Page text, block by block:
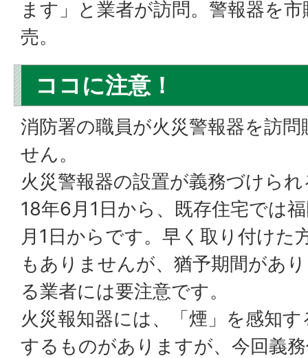
ます」と業者が訪問。警報器を
売。
ココに注意！
消防署の職員が火災警報器を訪
せん。
火災警報器の設置が義務づけら
18年6月1日から、既存住宅では
月1日からです。早く取り付けた
もありませんが、猶予期間があ
る業者には要注意です。
火災報知器には、「煙」を感知
するものがありますが、今回義